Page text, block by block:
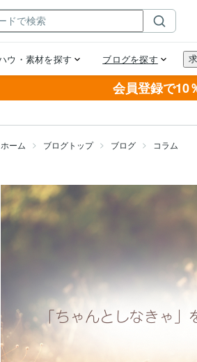
会員登録で10
ホーム ブログトップ ブログ コラム